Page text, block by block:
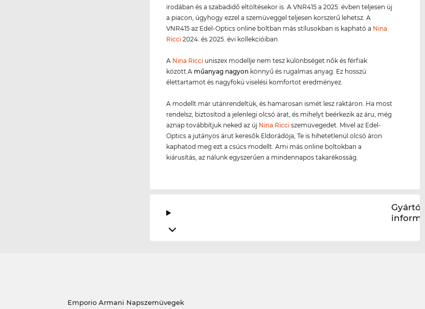
irodában és a szabadidő eltöltésekor is. A VNR415 a 2025. évben teljesen új
a piacon, úgyhogy ezzel a szemüveggel teljesen korszerű lehetsz. A
VNR415 az Edel-Optics online boltban más stílusokban is kapható a Nina
Ricci 2024. és 2025. évi kollekcióiban.
A Nina Ricci uniszex modellje nem tesz különbséget nők és férfiak
között.A műanyag nagyon könnyű és rugalmas anyag. Ez hosszú
élettartamot és nagyfokú viselési komfortot eredményez.
A modellt már utánrendeltük, és hamarosan ismét lesz raktáron. Ha most
rendelsz, biztosítod a jelenlegi olcsó árat, és mihelyt beérkezik az áru, még
aznap továbbítjuk neked az új Nina Ricci szemüvegedet. Mivel az Edel-
Optics a jutányos árut keresők Eldorádója, Te is hihetetlenül olcsó áron
kaphatod meg ezt a csúcs modellt. Ami más online boltokban a
kiárusítás, az nálunk egyszerűen a mindennapos takarékosság.
Gyártói
Emporio Armani Napszemüvegek